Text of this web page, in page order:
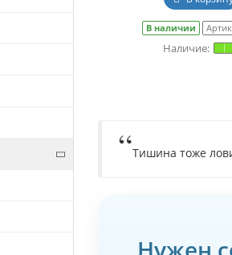
В наличии
Тишина тоже